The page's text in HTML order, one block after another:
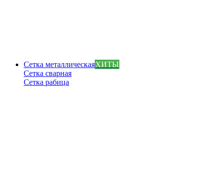
Сетка металлическаяХИТЫ
Сетка сварная
Сетка рабица